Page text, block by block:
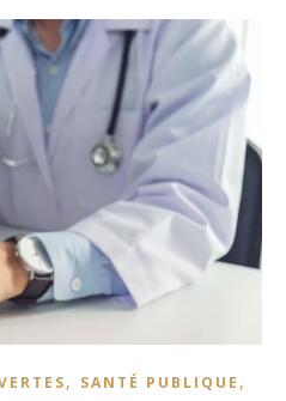
, SANTÉ PUBLIQUE ,